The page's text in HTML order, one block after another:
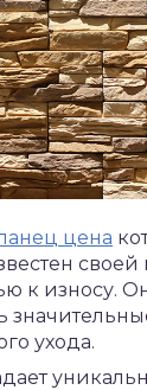
цена
к износу.
ухода.